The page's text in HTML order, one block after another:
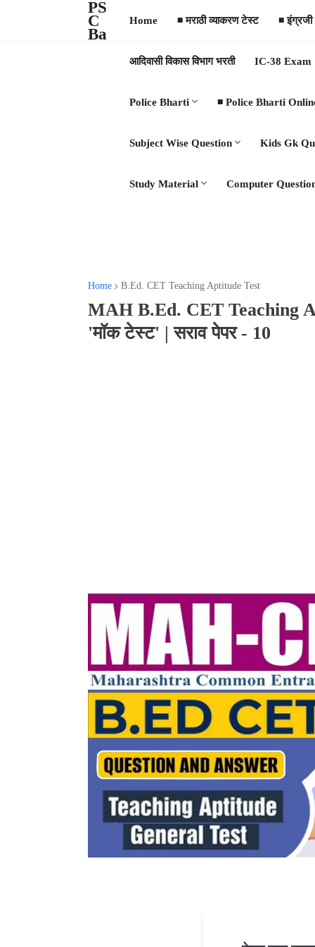
PS
C
Ba
Home ◾ मराठी व्याकरण टेस्ट ◾
आदिवासी विकास विभाग भरती IC-38 Exam
Police Bharti ◾ Police Bharti
Subject Wise Question Kids Gk
Study Material Computer
Home B.Ed. CET Teaching Aptitude Test
MAH B.Ed. CET Teaching
'मॉक टेस्ट' | सराव पेपर - 10